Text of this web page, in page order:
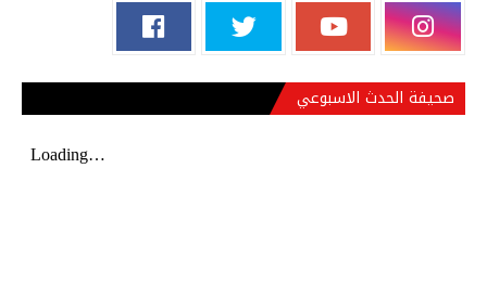
صحيفة الحدث الاسبوعي